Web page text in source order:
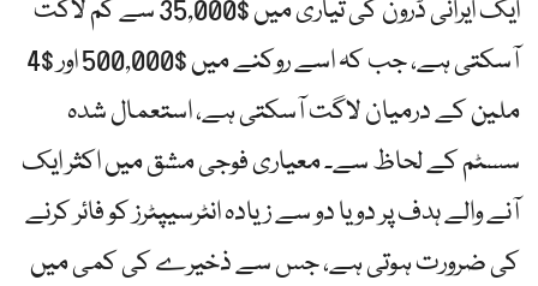
ایک ایرانی ڈرون کی تیاری میں $35,000 سے کم لاگت
آسکتی ہے، جب کہ اسے روکنے میں $500,000 اور $4
ملین کے درمیان لاگت آسکتی ہے، استعمال شدہ
سسٹم کے لحاظ سے۔ معیاری فوجی مشق میں اکثر ایک
آنے والے ہدف پر دو یا دو سے زیادہ انٹرسیپٹرز کو فائر کرنے
کی ضرورت ہوتی ہے، جس سے ذخیرے کی کمی میں